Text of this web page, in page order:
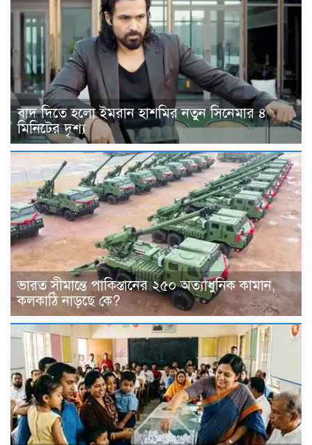
বাদ দিতে হলো ইমরান হাশমির নতুন সিনেমার ৪
মিনিটের দৃশ্য
ভারত সীমান্তে পাকিস্তানের ২৫০ অত্যাধুনিক কামান,
কলকাঠি নাড়ছে কে?